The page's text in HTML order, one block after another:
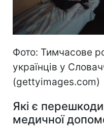
Фото: Тимчасове
українців у
(gettyimages.com)
Які є
медичної